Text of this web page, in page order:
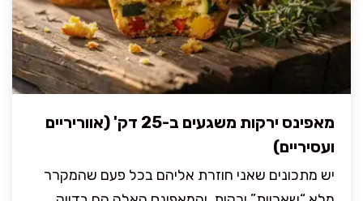
מאפינס ירקות משגעים ב-25 דק' (אווריריים
ועסיריים)
יש מתכונים שאני חוזרת אליהם בכל פעם שהמקרר